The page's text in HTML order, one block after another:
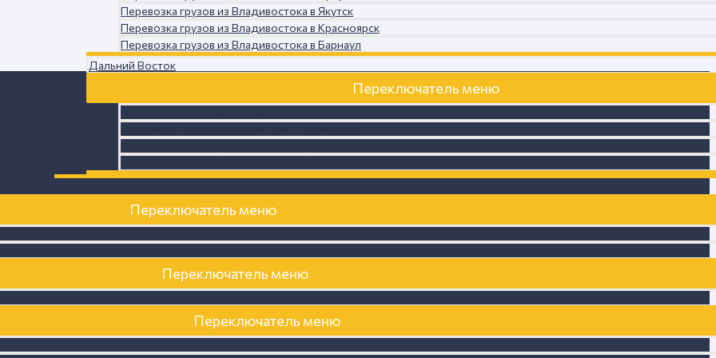
Перевозка грузов из Владивостока в Якутск
Перевозка грузов из Владивостока в Красноярск
Перевозка грузов из Владивостока в Барнаул
Дальний Восток
Переключатель меню
Переключатель меню
Переключатель меню
Переключатель меню